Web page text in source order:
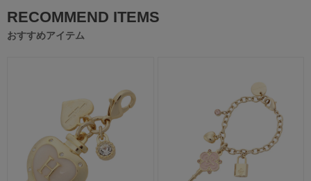
RECOMMEND ITEMS
おすすめアイテム